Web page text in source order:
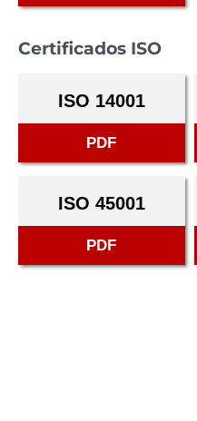
Certificados ISO
ISO 14001
PDF
ISO 45001
PDF